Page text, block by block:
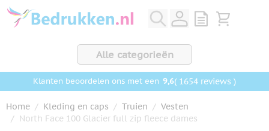
Ga naar de inhoud
View quote,
Bekijk
Alle categorieën
Klanten beoordelen ons met een 9,6( 1654 reviews )
Home / Kleding en caps / Truien / Vesten
/ North Face 100 Glacier full zip fleece dames